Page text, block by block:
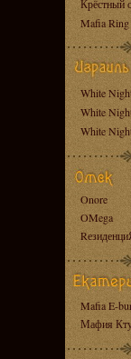
Крёстный
Mafia Ring
White
White
White
Onore
OMega
Mafia E-
Мафия